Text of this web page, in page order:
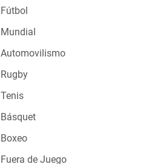
Fútbol
Mundial
Automovilismo
Rugby
Tenis
Básquet
Boxeo
Fuera de Juego